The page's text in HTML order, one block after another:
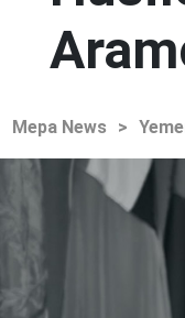
Mepa News >